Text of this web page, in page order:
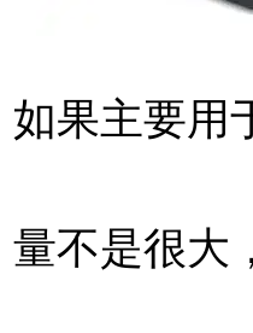
如果主要用
量不是很大